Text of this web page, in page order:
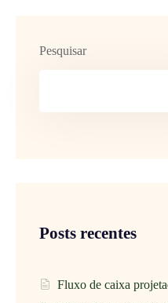
Pesquisar
Posts recentes
Fluxo de caixa